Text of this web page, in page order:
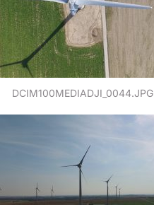
DCIM100MEDIADJI_0044.JPG